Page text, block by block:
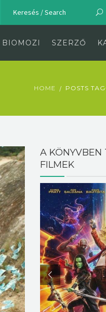
BIOMOZI SZERZŐ
HOME POSTS
A KÖNYVBEN
FILMEK